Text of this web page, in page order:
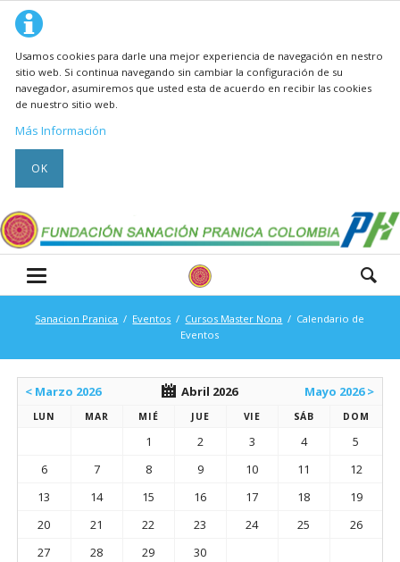
Usamos cookies para darle una mejor experiencia de navegación en nestro
sitio web. Si continua navegando sin cambiar la configuración de su
navegador, asumiremos que usted esta de acuerdo en recibir las cookies
de nuestro sitio web.
Más Información
OK
Sanacion Pranica Eventos Cursos Master Nona
Calendario de
Eventos
< Marzo 2026 Abril 2026 Mayo 2026 >
LUN MAR MIÉ JUE VIE SÁB DOM
1 2 3 4
5
6
7 8 9 10 11
12
13
14 15 16 17 18
19
20
21 22 23 24 25
26
27
28 29 30